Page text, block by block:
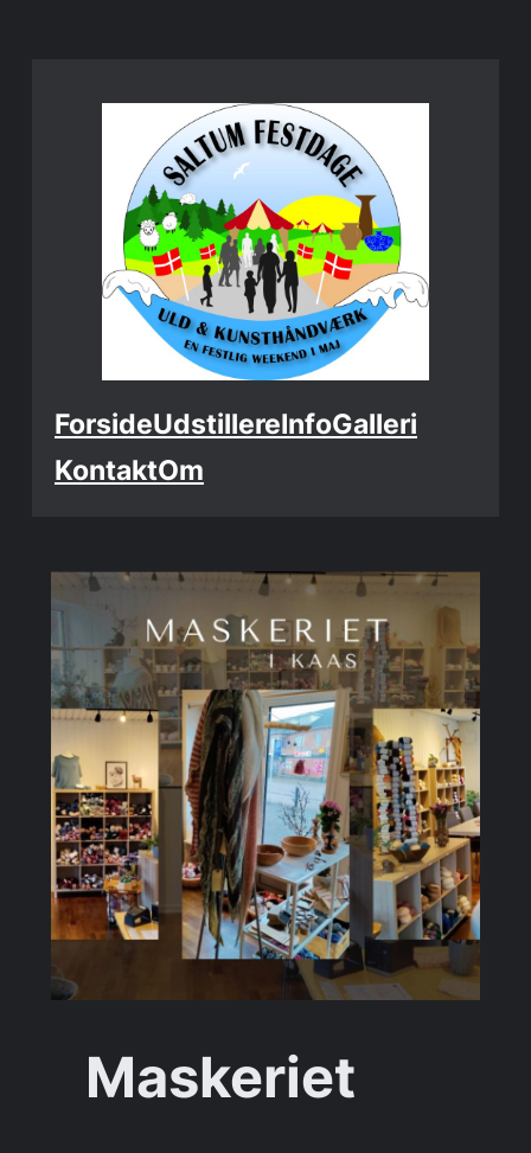
ForsideUdstillereInfoGalleri
KontaktOm
Maskeriet